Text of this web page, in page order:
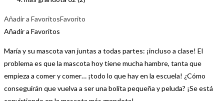
Añadir a FavoritosFavorito
Añadir a Favoritos
María y su mascota van juntas a todas partes: ¡incluso a clase! El
problema es que la mascota hoy tiene mucha hambre, tanta que
empieza a comer y comer… ¡todo lo que hay en la escuela! ¿Cómo
conseguirán que vuelva a ser una bolita pequeña y peluda? ¡Se está